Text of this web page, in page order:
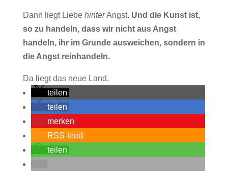
Dann liegt Liebe hinterAngst. Und die Kunst ist,
so zu handeln, dass wir nicht aus Angst
handeln, ihr im Grunde ausweichen, sondern in
die Angst reinhandeln.
Da liegt das neue Land.
teilen
teilen
merken
RSS-feed
teilen